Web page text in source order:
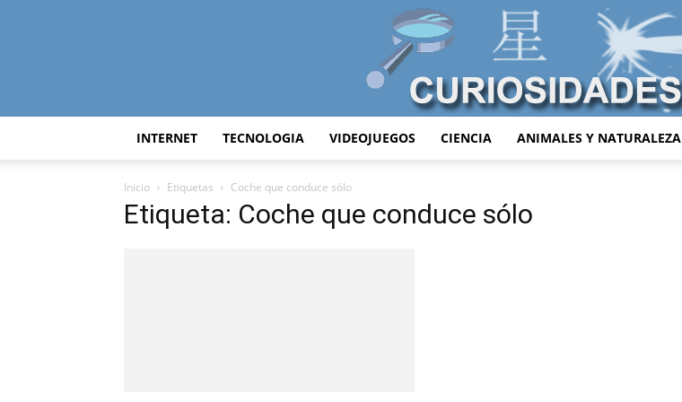
INTERNET TECNOLOGIA VIDEOJUEGOS CIENCIA ANIMALES Y NATURALEZA
Inicio Etiquetas Coche que conduce sólo
Etiqueta: Coche que conduce sólo